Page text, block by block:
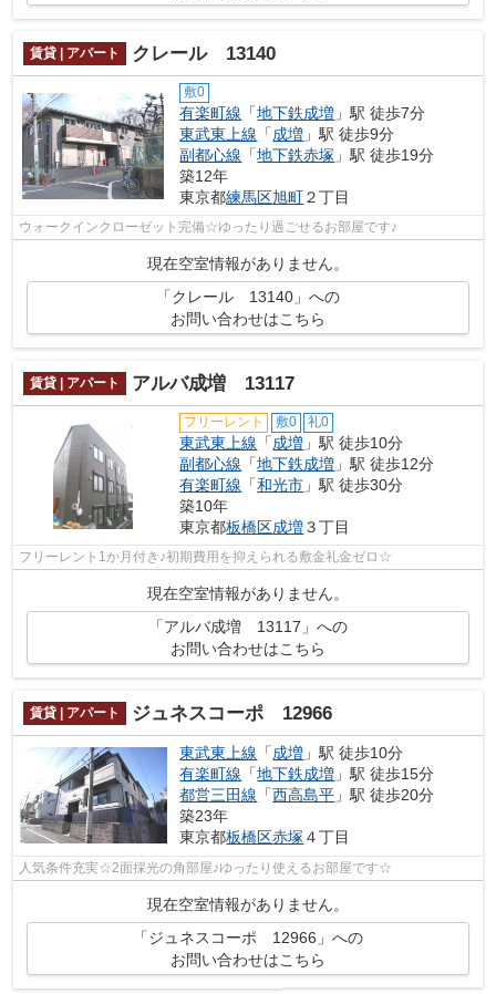
賃貸 | アパート クレール 13140
敷0
有楽町線 「地下鉄成増 」駅 徒歩7分
東武東上線 「成増 」駅 徒歩9分
副都心線 「地下鉄赤塚 」駅 徒歩19分
築12年
東京都練馬区旭町２丁目
ウォークインクローゼット完備☆ゆったり過ごせるお部屋です♪
現在空室情報がありません。
「クレール 13140」への
お問い合わせはこちら
賃貸 | アパート アルバ成増 13117
フリーレント 敷0 礼0
東武東上線 「成増 」駅 徒歩10分
副都心線 「地下鉄成増 」駅 徒歩12分
有楽町線 「和光市 」駅 徒歩30分
築10年
東京都板橋区成増３丁目
フリーレント1か月付き♪初期費用を抑えられる敷金礼金ゼロ☆
現在空室情報がありません。
「アルバ成増 13117」への
お問い合わせはこちら
賃貸 | アパート ジュネスコーポ 12966
東武東上線 「成増 」駅 徒歩10分
有楽町線 「地下鉄成増 」駅 徒歩15分
都営三田線 「西高島平 」駅 徒歩20分
築23年
東京都板橋区赤塚 ４丁目
人気条件充実☆2面採光の角部屋♪ゆったり使えるお部屋です☆
現在空室情報がありません。
「ジュネスコーポ 12966」への
お問い合わせはこちら